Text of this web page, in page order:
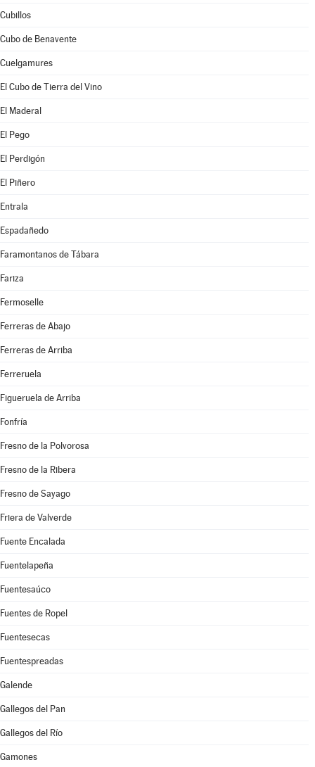
Cubillos
Cubo de Benavente
Cuelgamures
El Cubo de Tierra del Vino
El Maderal
El Pego
El Perdigón
El Piñero
Entrala
Espadañedo
Faramontanos de Tábara
Fariza
Fermoselle
Ferreras de Abajo
Ferreras de Arriba
Ferreruela
Figueruela de Arriba
Fonfría
Fresno de la Polvorosa
Fresno de la Ribera
Fresno de Sayago
Friera de Valverde
Fuente Encalada
Fuentelapeña
Fuentesaúco
Fuentes de Ropel
Fuentesecas
Fuentespreadas
Galende
Gallegos del Pan
Gallegos del Río
Gamones